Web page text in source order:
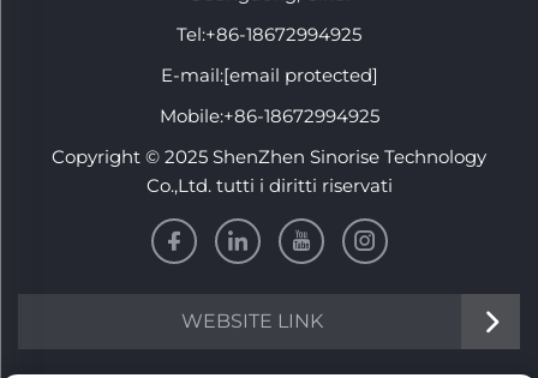
Tel:+86-18672994925
E-mail:[email protected]
Mobile:+86-18672994925
Copyright © 2025 ShenZhen Sinorise Technology
Co.,Ltd. tutti i diritti riservati
WEBSITE LINK